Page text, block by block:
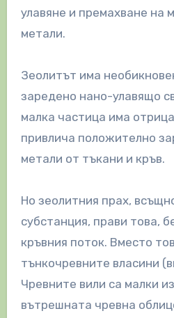
улавяне и премахване на
метали.
Зеолитът има
заредено нано-улавящо
малка частица има
привлича положително
метали от тъкани и кръв.
Но зеолитния прах,
субстанция, прави това,
кръвния поток. Вместо
тънкочревните власини
Чревните вили са малки
вътрешната чревна